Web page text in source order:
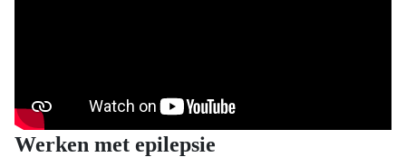
Werken met epilepsie